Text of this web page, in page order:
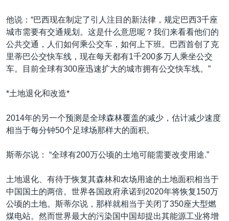
他说：“巴西现在制定了引人注目的新法律，规定巴西3千座
城市需要有交通规划。这是什么意思呢？我们来看看他们的
公共交通，人们如何乘公交车，如何上下班。巴西首创了克
里蒂巴公交快车线，现在每天都有1千200多万人乘坐公交
车。目前全球有300座迅速扩大的城市拥有公交快车线。”
*土地退化和改造*
2014年的另一个预测是全球森林覆盖的减少，估计减少速度
相当于每分钟50个足球场那样大的面积。
斯蒂尔说： “全球有200万公顷的土地可能需要改变用途.”
土地退化、有待于恢复其森林和农场用途的土地面积相当于
中国国土的两倍。世界各国政府承诺到2020年将恢复150万
公顷的土地。斯蒂尔说，那样就相当于关闭了350座大型燃
煤电站。然而世界最大的污染国中国却提出其能源工业将增